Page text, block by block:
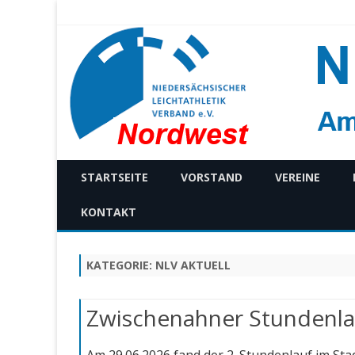
STARTSEITE VORSTAND VEREINE
KONTAKT
KATEGORIE: NLV AKTUELL
Zwischenahner